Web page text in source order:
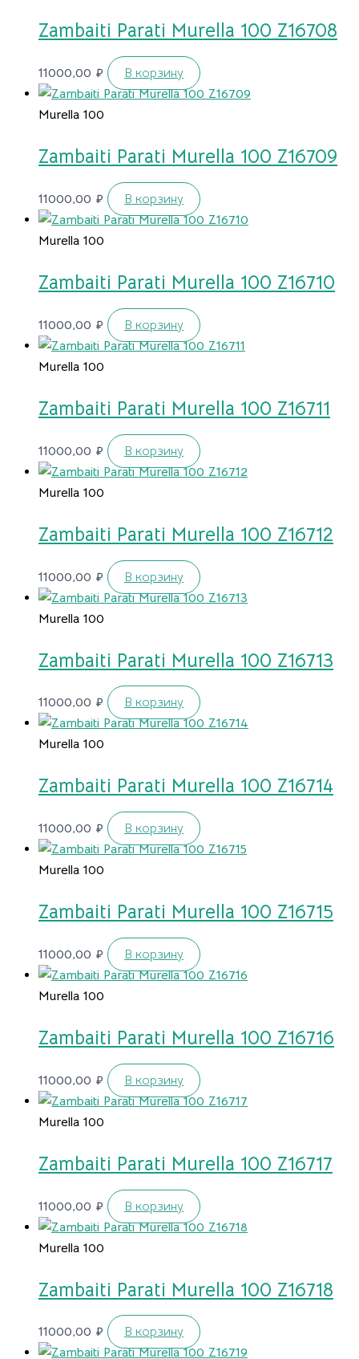
Zambaiti Parati Murella 100 Z16708
11000,00 ₽ В корзину
Murella 100
Zambaiti Parati Murella 100 Z16709
11000,00 ₽ В корзину
Murella 100
Zambaiti Parati Murella 100 Z16710
11000,00 ₽ В корзину
Murella 100
Zambaiti Parati Murella 100 Z16711
11000,00 ₽ В корзину
Murella 100
Zambaiti Parati Murella 100 Z16712
11000,00 ₽ В корзину
Murella 100
Zambaiti Parati Murella 100 Z16713
11000,00 ₽ В корзину
Murella 100
Zambaiti Parati Murella 100 Z16714
11000,00 ₽ В корзину
Murella 100
Zambaiti Parati Murella 100 Z16715
11000,00 ₽ В корзину
Murella 100
Zambaiti Parati Murella 100 Z16716
11000,00 ₽ В корзину
Murella 100
Zambaiti Parati Murella 100 Z16717
11000,00 ₽ В корзину
Murella 100
Zambaiti Parati Murella 100 Z16718
11000,00 ₽ В корзину